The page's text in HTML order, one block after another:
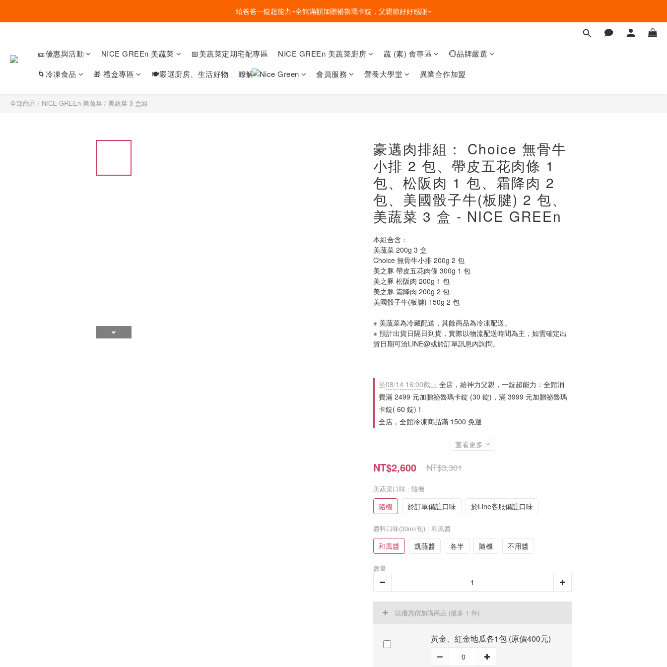
盛夏的餐桌，一定少不了美蔬菜的清爽~ A+B 送購物金🎁一起好好吃菜~
給爸爸一錠超能力~全館滿額加贈祕魯瑪卡錠，父親節好好感謝~
🎫優惠與活動 NICE GREEn 美蔬菜 📅美蔬菜定期宅配專區 NICE GREEn 美蔬菜廚房 蔬 (素) 食專區
💮品牌嚴選
🌀冷凍食品
🎁 禮盒專區 🍽嚴選廚房、生活好物 瞭解 會員服務 營養大學堂 異業合作加盟
全部商品 / NICE GREEn 美蔬菜 / 美蔬菜 3 盒組
豪邁肉排組： Choice 無骨牛
小排 2 包、帶皮五花肉條 1
包、松阪肉 1 包、霜降肉 2
包、美國骰子牛(板腱) 2 包、
美蔬菜 3 盒 - NICE GREEn
本組合含：
美蔬菜 200g 3 盒
Choice 無骨牛小排 200g 2 包
美之豚 帶皮五花肉條 300g 1 包
美之豚 松阪肉 200g 1 包
美之豚 霜降肉 200g 2 包
美國骰子牛(板腱) 150g 2 包
※ 美蔬菜為冷藏配送，其餘商品為冷凍配送。
※ 預計出貨日隔日到貨，實際以物流配送時間為主，如需確定出
貨日期可洽LINE@或於訂單訊息內詢問。
至08/14 16:00截止 全店，給神力父親，一錠超能力：全館消
費滿 2499 元加贈祕魯瑪卡錠 (30 錠)，滿 3999 元加贈祕魯瑪
卡錠( 60 錠)！
全店，全館冷凍商品滿 1500 免運
查看更多
NT$2,600 NT$3,301
美蔬菜口味 : 隨機
隨機 於訂單備註口味 於Line客服備註口味
醬料口味(30ml/包) : 和風醬
和風醬 凱薩醬 各半 隨機 不用醬
數量
以優惠價加購商品 (最多 1 件)
黃金、紅金地瓜各1包 (原價400元)